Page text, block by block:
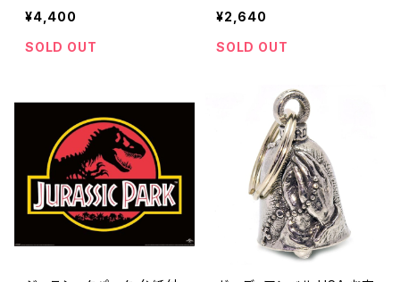
ICS VINYL FIGURE TURT
LES THE LAST RONIN LE
ONARDO【FUNKO】 colle
¥4,400
SOLD OUT
貨 インテリア / MIKE BAN
K coin bank collectible
display item 【B233】
¥2,640
SOLD OUT